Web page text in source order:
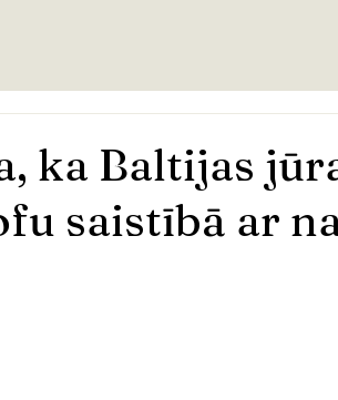
ka Baltijas
saistībā ar